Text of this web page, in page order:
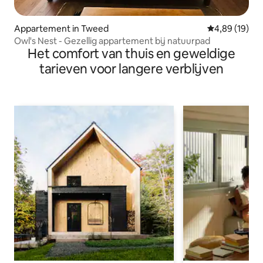
Appartement in Tweed Gemiddelde
4,89 (19)
Owl's Nest - Gezellig appartement bij natuurpad
Het comfort van thuis en geweldige
tarieven voor langere verblijven